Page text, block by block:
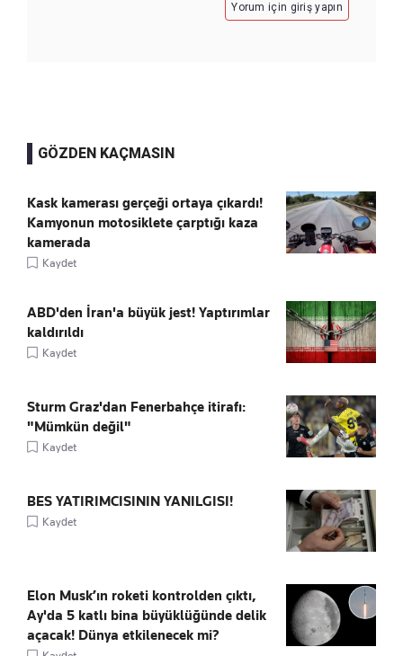
Yorum için giriş yapın
GÖZDEN KAÇMASIN
Kask kamerası gerçeği ortaya çıkardı!
Kamyonun motosiklete çarptığı kaza
kamerada
Kaydet
ABD'den İran'a büyük jest! Yaptırımlar
kaldırıldı
Kaydet
Sturm Graz'dan Fenerbahçe itirafı:
"Mümkün değil"
Kaydet
BES YATIRIMCISININ YANILGISI!
Kaydet
Elon Musk’ın roketi kontrolden çıktı,
Ay'da 5 katlı bina büyüklüğünde delik
açacak! Dünya etkilenecek mi?